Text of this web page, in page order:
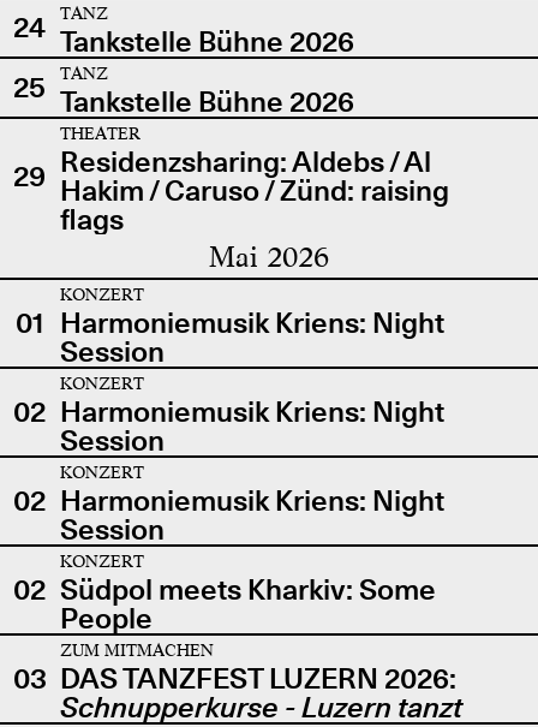
24
TANZ
Tankstelle Bühne 2026
25
TANZ
Tankstelle Bühne 2026
29
THEATER
Residenzsharing: Aldebs / Al
Hakim / Caruso / Zünd: raising
flags
Mai 2026
01
KONZERT
Harmoniemusik Kriens: Night
Session
02
KONZERT
Harmoniemusik Kriens: Night
Session
02
KONZERT
Harmoniemusik Kriens: Night
Session
02
KONZERT
Südpol meets Kharkiv: Some
People
03
ZUM MITMACHEN
DAS TANZFEST LUZERN 2026:
Schnupperkurse - Luzern tanzt